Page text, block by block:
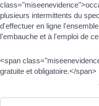
plusieurs intermittents du
d'effectuer en ligne
l'embauche et à l'emploi de
<span
gratuite et obligatoire.</span>